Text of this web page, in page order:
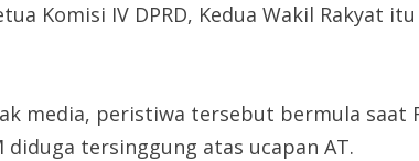
Komisi IV DPRD, Kedua Wakil Rakyat
media, peristiwa tersebut bermula saat
tersinggung atas ucapan AT.